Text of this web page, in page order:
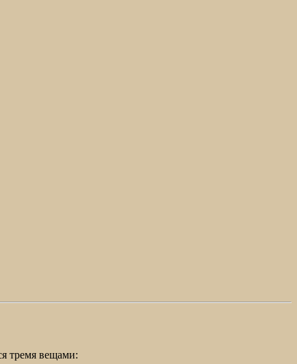
тремя вещами: